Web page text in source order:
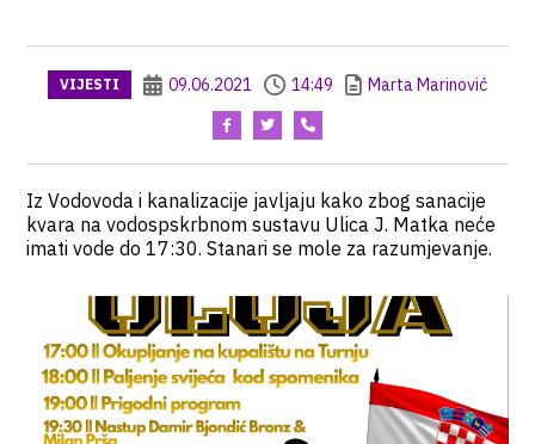
VIJESTI 09.06.2021 14:49 Marta Marinović
Iz Vodovoda i kanalizacije javljaju kako zbog sanacije
kvara na vodospskrbnom sustavu Ulica J. Matka neće
imati vode do 17:30. Stanari se mole za razumjevanje.